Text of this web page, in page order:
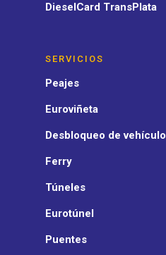
DieselCard TransPlata
SERVICIOS
Peajes
Euroviñeta
Desbloqueo de vehículo
Ferry
Túneles
Eurotúnel
Puentes